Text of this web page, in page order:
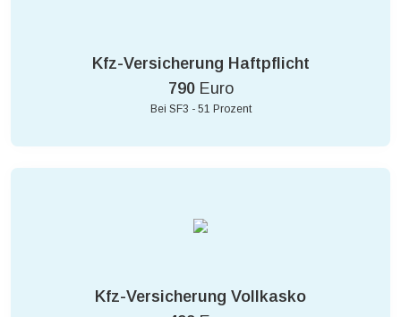
Kfz-Versicherung Haftpflicht
790 Euro
Bei SF3 - 51 Prozent
Kfz-Versicherung Vollkasko